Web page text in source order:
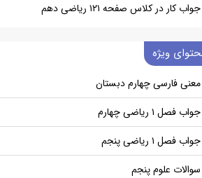
جواب کار در کلاس صفحه ۱۲۱ ریاضی دهم
ویژه
معنی فارسی چهارم دبستان
جواب فصل ۱ ریاضی چهارم
جواب فصل ۱ ریاضی پنجم
سوالات علوم پنجم